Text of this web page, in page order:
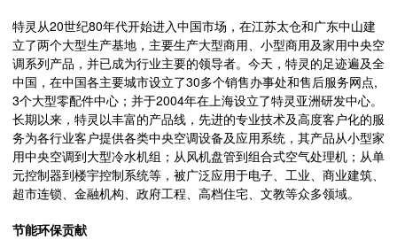
特灵从20世纪80年代开始进入中国市场，在江苏太仓和广东中山建
立了两个大型生产基地，主要生产大型商用、小型商用及家用中央空
调系列产品，并已成为行业主要的领导者。今天，特灵的足迹遍及全
中国，在中国各主要城市设立了30多个销售办事处和售后服务网点,
3个大型零配件中心；并于2004年在上海设立了特灵亚洲研发中心。
长期以来，特灵以丰富的产品线，先进的专业技术及高度客户化的服
务为各行业客户提供各类中央空调设备及应用系统，其产品从小型家
用中央空调到大型冷水机组；从风机盘管到组合式空气处理机；从单
元控制器到楼宇控制系统等，被广泛应用于电子、工业、商业建筑、
超市连锁、金融机构、政府工程、高档住宅、文教等众多领域。
节能环保贡献